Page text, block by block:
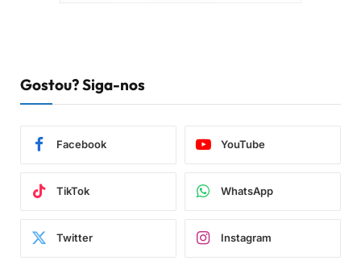
Gostou? Siga-nos
Facebook YouTube
TikTok WhatsApp
Twitter Instagram